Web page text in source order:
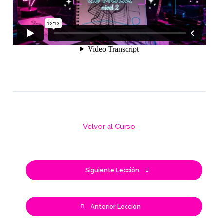
Anterior Lección
Volver al Curso
Siguiente Lección